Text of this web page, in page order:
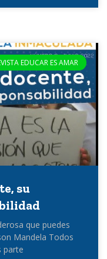
EDUCAR ES AMAR
su
que puedes
Mandela Todos
parte